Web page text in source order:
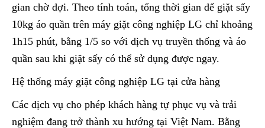
gian chờ đợi. Theo tính toán, tổng thời gian để giặt sấy
10kg áo quần trên máy giặt công nghiệp LG chỉ khoảng
1h15 phút, bằng 1/5 so với dịch vụ truyền thống và áo
quần sau khi giặt sấy có thể sử dụng được ngay.
Hệ thống máy giặt công nghiệp LG tại cửa hàng​
Các dịch vụ cho phép khách hàng tự phục vụ và trải
nghiệm đang trở thành xu hướng tại Việt Nam. Bằng